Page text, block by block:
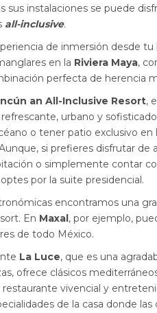
sus instalaciones se puede
all-inclusive.
de inmersión desde
en la Riviera Maya,
perfecta de herencia
an All-Inclusive Resort,
urbano y
o tener patio exclusivo
si prefieres disfrutar de
o simplemente contar
por la suite presidencial.
encontramos una
En Maxal, por ejemplo,
de todo México.
La Luce, que es una
ofrece clásicos
restaurante vivencial y
de la casa donde